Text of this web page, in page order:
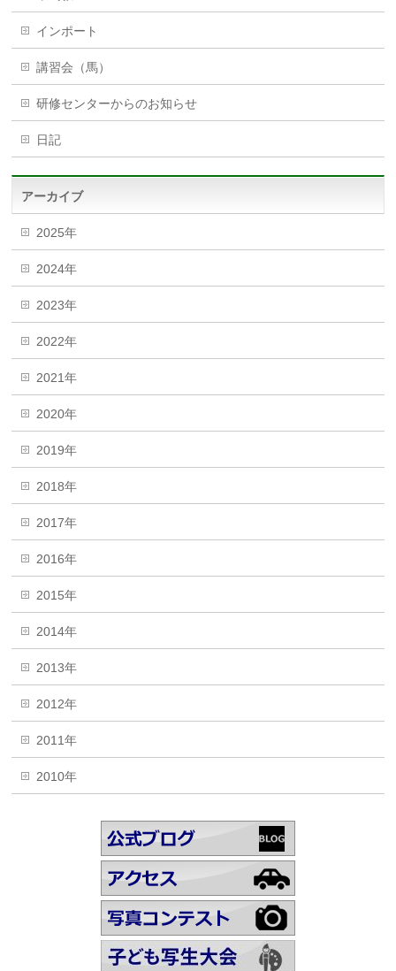
インポート
講習会（馬）
研修センターからのお知らせ
日記
アーカイブ
2025年
2024年
2023年
2022年
2021年
2020年
2019年
2018年
2017年
2016年
2015年
2014年
2013年
2012年
2011年
2010年